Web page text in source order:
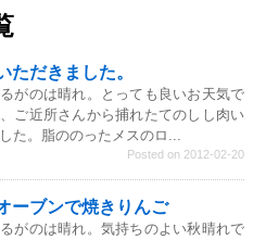
ただきました。
がのは晴れ。とっても良いお天気で
ご近所さんから捕れたてのしし肉い
た。脂ののったメスのロ...
Posted on 2012-02-20
ーブンで焼きりんご
がのは晴れ。気持ちのよい秋晴れで